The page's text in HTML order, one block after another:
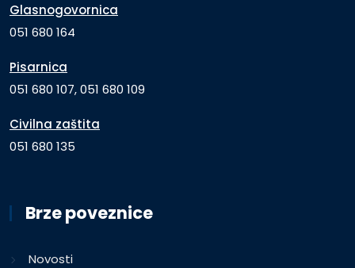
Glasnogovornica
051 680 164
Pisarnica
051 680 107, 051 680 109
Civilna zaštita
051 680 135
Brze poveznice
Novosti